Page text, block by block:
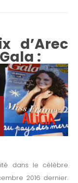
d’Arec
:
dans le célèbre
2016 dernier.